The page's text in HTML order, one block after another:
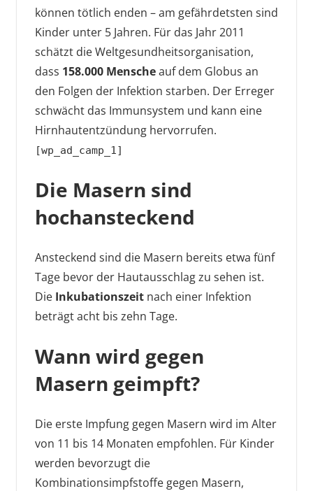
können tötlich enden – am gefährdetsten sind
Kinder unter 5 Jahren. Für das Jahr 2011
schätzt die Weltgesundheitsorganisation,
dass 158.000 Menscheauf dem Globus an
den Folgen der Infektion starben. Der Erreger
schwächt das Immunsystem und kann eine
Hirnhautentzündung hervorrufen.
[wp_ad_camp_1]
Die Masern sind
hochansteckend
Ansteckend sind die Masern bereits etwa fünf
Tage bevor der Hautausschlag zu sehen ist.
Die Inkubationszeitnach einer Infektion
beträgt acht bis zehn Tage.
Wann wird gegen
Masern geimpft?
Die erste Impfung gegen Masern wird im Alter
von 11 bis 14 Monaten empfohlen. Für Kinder
werden bevorzugt die
Kombinationsimpfstoffe gegen Masern,